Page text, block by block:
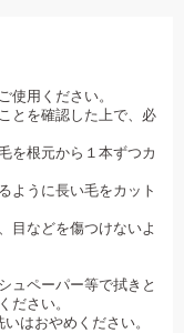
使用ください。
とを確認した上で、必
を根元から１本ずつカ
ように長い毛をカット
目などを傷つけないよ
ュペーパー等で拭きと
さい。
はおやめください。